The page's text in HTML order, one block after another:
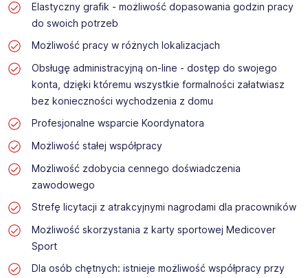
Elastyczny grafik - możliwość dopasowania godzin pracy
do swoich potrzeb
Możliwość pracy w różnych lokalizacjach
Obsługę administracyjną on-line - dostęp do swojego
konta, dzięki któremu wszystkie formalności załatwiasz
bez konieczności wychodzenia z domu
Profesjonalne wsparcie Koordynatora
Możliwość stałej współpracy
Możliwość zdobycia cennego doświadczenia
zawodowego
Strefę licytacji z atrakcyjnymi nagrodami dla pracowników
Możliwość skorzystania z karty sportowej Medicover
Sport
Dla osób chętnych: istnieje możliwość współpracy przy